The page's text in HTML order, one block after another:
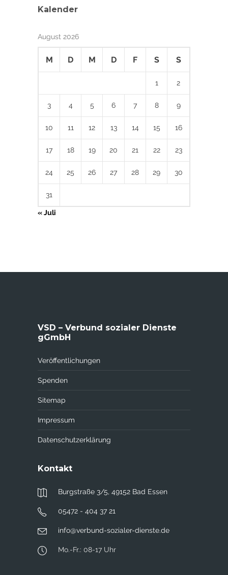
Kalender
August 2026
M D M D F S S
1 2
3 4 5 6 7 8 9
10 11 12 13 14 15 16
17 18 19 20 21 22 23
24 25 26 27 28 29 30
31
« Juli
VSD – Verbund sozialer Dienste
gGmbH
Veröffentlichungen
Spenden
Sitemap
Impressum
Datenschutzerklärung
Kontakt
Burgstraße 3/5, 49152 Bad Essen
05472 - 404 37 21
info@verbund-sozialer-dienste.de
Mo.-Fr.: 08-17 Uhr